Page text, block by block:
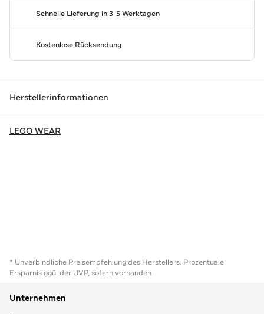
Schnelle Lieferung in 3-5 Werktagen
Kostenlose Rücksendung
Herstellerinformationen
LEGO WEAR
* Unverbindliche Preisempfehlung des Herstellers. Prozentuale
Ersparnis ggü. der UVP, sofern vorhanden
Unternehmen